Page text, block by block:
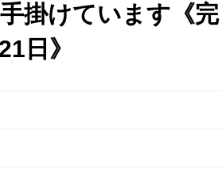
掛けています《完
日》